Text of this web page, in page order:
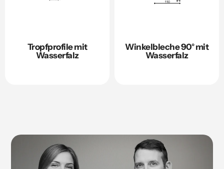
Tropfprofile mit
Wasserfalz
Winkelbleche 90° mit
Wasserfalz